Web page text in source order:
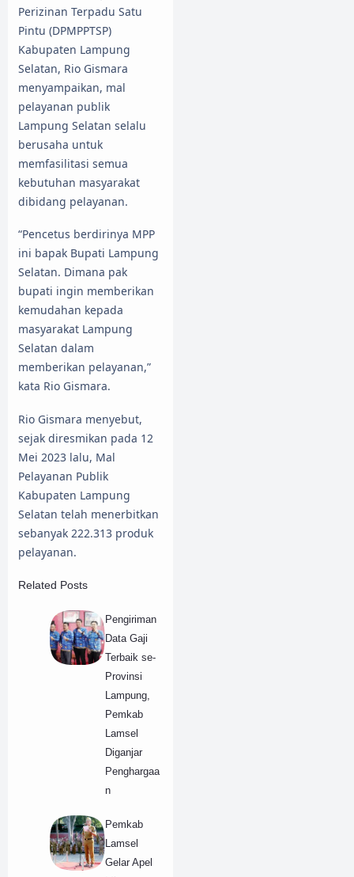
Perizinan Terpadu Satu
Pintu (DPMPPTSP)
Kabupaten Lampung
Selatan, Rio Gismara
menyampaikan, mal
pelayanan publik
Lampung Selatan selalu
berusaha untuk
memfasilitasi semua
kebutuhan masyarakat
dibidang pelayanan.
“Pencetus berdirinya MPP
ini bapak Bupati Lampung
Selatan. Dimana pak
bupati ingin memberikan
kemudahan kepada
masyarakat Lampung
Selatan dalam
memberikan pelayanan,”
kata Rio Gismara.
Rio Gismara menyebut,
sejak diresmikan pada 12
Mei 2023 lalu, Mal
Pelayanan Publik
Kabupaten Lampung
Selatan telah menerbitkan
sebanyak 222.313 produk
pelayanan.
Related Posts
Pengiriman
Data Gaji
Terbaik se-
Provinsi
Lampung,
Pemkab
Lamsel
Diganjar
Penghargaa
n
Pemkab
Lamsel
Gelar Apel